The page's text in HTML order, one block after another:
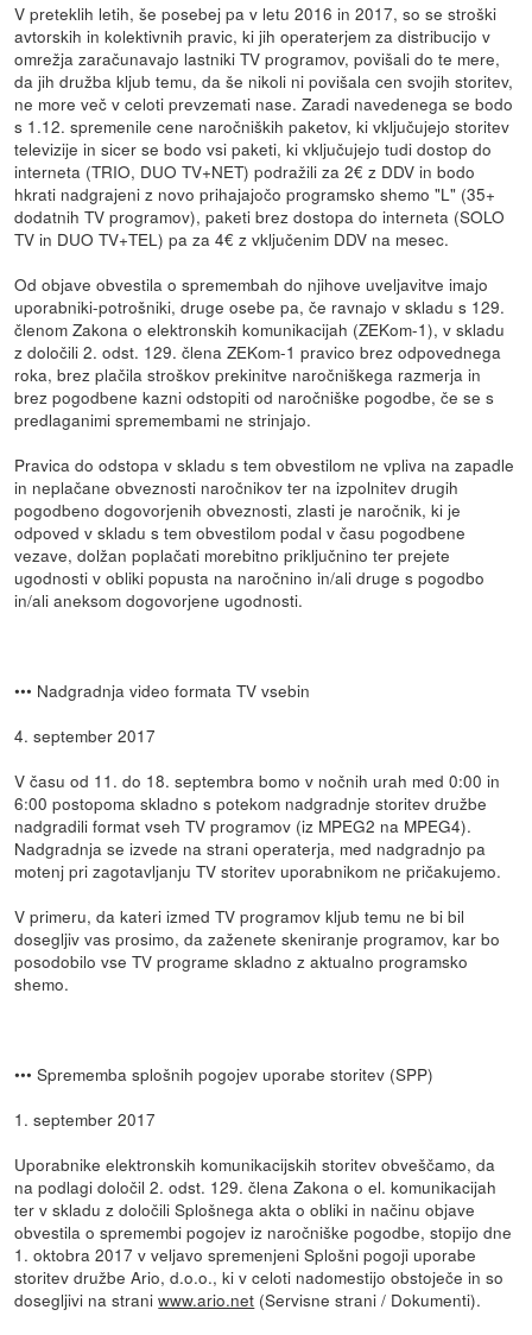
V preteklih letih, še posebej pa v letu 2016 in 2017, so se stroški
avtorskih in kolektivnih pravic, ki jih operaterjem za distribucijo v
omrežja zaračunavajo lastniki TV programov, povišali do te mere,
da jih družba kljub temu, da še nikoli ni povišala cen svojih storitev,
ne more več v celoti prevzemati nase. Zaradi navedenega se bodo
s 1.12. spremenile cene naročniških paketov, ki vključujejo storitev
televizije in sicer se bodo vsi paketi, ki vključujejo tudi dostop do
interneta (TRIO, DUO TV+NET) podražili za 2€ z DDV in bodo
hkrati nadgrajeni z novo prihajajočo programsko shemo "L" (35+
dodatnih TV programov), paketi brez dostopa do interneta (SOLO
TV in DUO TV+TEL) pa za 4€ z vključenim DDV na mesec.
Od objave obvestila o spremembah do njihove uveljavitve imajo
uporabniki-potrošniki, druge osebe pa, če ravnajo v skladu s 129.
členom Zakona o elektronskih komunikacijah (ZEKom-1), v skladu
z določili 2. odst. 129. člena ZEKom-1 pravico brez odpovednega
roka, brez plačila stroškov prekinitve naročniškega razmerja in
brez pogodbene kazni odstopiti od naročniške pogodbe, če se s
predlaganimi spremembami ne strinjajo.
Pravica do odstopa v skladu s tem obvestilom ne vpliva na zapadle
in neplačane obveznosti naročnikov ter na izpolnitev drugih
pogodbeno dogovorjenih obveznosti, zlasti je naročnik, ki je
odpoved v skladu s tem obvestilom podal v času pogodbene
vezave, dolžan poplačati morebitno priključnino ter prejete
ugodnosti v obliki popusta na naročnino in/ali druge s pogodbo
in/ali aneksom dogovorjene ugodnosti.
••• Nadgradnja video formata TV vsebin
4. september 2017
V času od 11. do 18. septembra bomo v nočnih urah med 0:00 in
6:00 postopoma skladno s potekom nadgradnje storitev družbe
nadgradili format vseh TV programov (iz MPEG2 na MPEG4).
Nadgradnja se izvede na strani operaterja, med nadgradnjo pa
motenj pri zagotavljanju TV storitev uporabnikom ne pričakujemo.
V primeru, da kateri izmed TV programov kljub temu ne bi bil
dosegljiv vas prosimo, da zaženete skeniranje programov, kar bo
posodobilo vse TV programe skladno z aktualno programsko
shemo.
••• Sprememba splošnih pogojev uporabe storitev (SPP)
1. september 2017
Uporabnike elektronskih komunikacijskih storitev obveščamo, da
na podlagi določil 2. odst. 129. člena Zakona o el. komunikacijah
ter v skladu z določili Splošnega akta o obliki in načinu objave
obvestila o spremembi pogojev iz naročniške pogodbe, stopijo dne
1. oktobra 2017 v veljavo spremenjeni Splošni pogoji uporabe
storitev družbe Ario, d.o.o., ki v celoti nadomestijo obstoječe in so
dosegljivi na straniwww.ario.net (Servisne strani / Dokumenti).